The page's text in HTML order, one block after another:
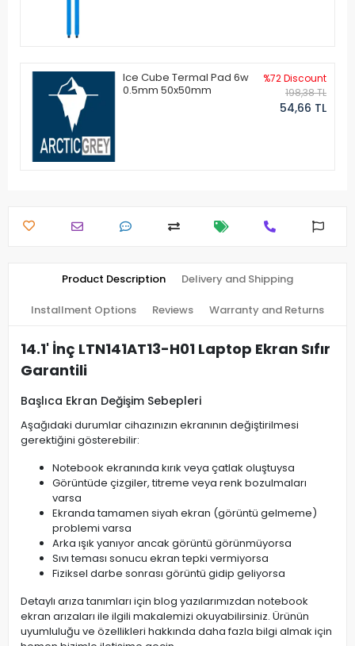
Ice Cube Termal Pad 6w
0.5mm 50x50mm
%72 Discount
198,38 TL
54,66 TL
Product Description Delivery and Shipping
Installment Options Reviews Warranty and Returns
14.1' İnç LTN141AT13-H01 Laptop Ekran Sıfır
Garantili
Başlıca Ekran Değişim Sebepleri
Aşağıdaki durumlar cihazınızın ekranının değiştirilmesi
gerektiğini gösterebilir:
Notebook ekranında kırık veya çatlak oluştuysa
Görüntüde çizgiler, titreme veya renk bozulmaları
varsa
Ekranda tamamen siyah ekran (görüntü gelmeme)
problemi varsa
Arka ışık yanıyor ancak görüntü görünmüyorsa
Sıvı teması sonucu ekran tepki vermiyorsa
Fiziksel darbe sonrası görüntü gidip geliyorsa
Detaylı arıza tanımları için blog yazılarımızdan notebook
ekran arızaları ile ilgili makalemizi okuyabilirsiniz. Ürünün
uyumluluğu ve özellikleri hakkında daha fazla bilgi almak için